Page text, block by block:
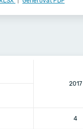
2017
4